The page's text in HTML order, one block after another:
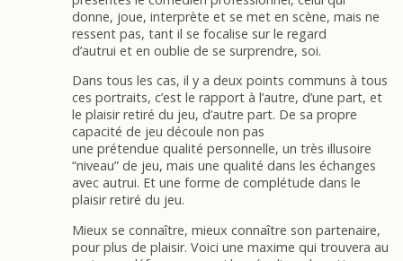
donne, joue, interprète et se met en scène, mais ne
ressent pas, tant il se focalise sur le regard
d’autrui et en oublie de se surprendre, soi.
Dans tous les cas, il y a deux points communs à tous
ces portraits, c’est le rapport à l’autre, d’une part, et
le plaisir retiré du jeu, d’autre part. De sa propre
capacité de jeu découle non pas
une prétendue qualité personnelle, un très illusoire
“niveau” de jeu, mais une qualité dans les échanges
avec autrui. Et une forme de complétude dans le
plaisir retiré du jeu.
Mieux se connaître, mieux connaître son partenaire,
pour plus de plaisir. Voici une maxime qui trouvera au